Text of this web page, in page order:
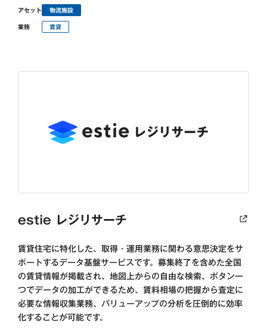
アセット 物流施設
業務 賃貸
estie レジリサーチ
賃貸住宅に特化した、取得・運用業務に関わる意思決定をサ
ポートするデータ基盤サービスです。募集終了を含めた全国
の賃貸情報が掲載され、地図上からの自由な検索、ボタン一
つでデータの加工ができるため、賃料相場の把握から査定に
必要な情報収集業務、バリューアップの分析を圧倒的に効率
化することが可能です。